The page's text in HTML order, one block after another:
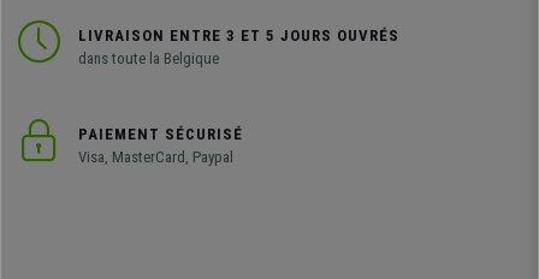
LIVRAISON ENTRE 3 ET 5 JOURS OUVRÉS
dans toute la Belgique
PAIEMENT SÉCURISÉ
Visa, MasterCard, Paypal